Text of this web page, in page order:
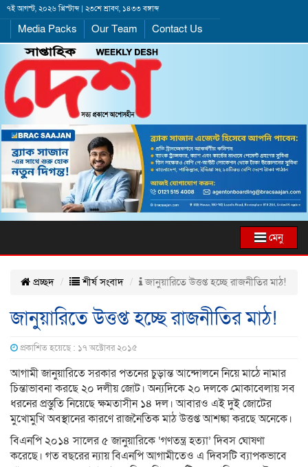
৭ই আগস্ট, ২০২৬ খ্রিস্টাব্দ | ২৩শে শ্রাবণ, ১৪৩৩ বঙ্গাব্দ
Media Packs Our Team Contact Us
মেনু
প্রচ্ছদ শীর্ষ সংবাদ জানুয়ারিতে উত্তপ্ত হচ্ছে রাজনীতির মাঠ!
জানুয়ারিতে উত্তপ্ত হচ্ছে রাজনীতির মাঠ!
প্রকাশিত হয়েছে : ১৭ অক্টোবর ২০১৫
আগামী জানুয়ারিতে সরকার পতনের চুড়ান্ত আন্দোলনে নিয়ে মাঠে নামার
চিন্তাভাবনা করছে ২০ দলীয় জোট। অন্যদিকে ২০ দলকে মোকাবেলায় সব
ধরনের প্রস্তুতি নিয়েছে ক্ষমতাসীন ১৪ দল। আবারও এই দুই জোটের
মুখোমুখি অবস্থানের কারণে রাজনৈতিক মাঠ উত্তপ্ত আশঙ্কা করছে অনেকে।
বিএনপি ২০১৪ সালের ৫ জানুয়ারিকে ‘গণতন্ত্র হত্যা’ দিবস ঘোষণা
করেছে। গত বছরের ন্যায় বিএনপি আগামীতেও এ দিবসটি ব্যাপকভাবে